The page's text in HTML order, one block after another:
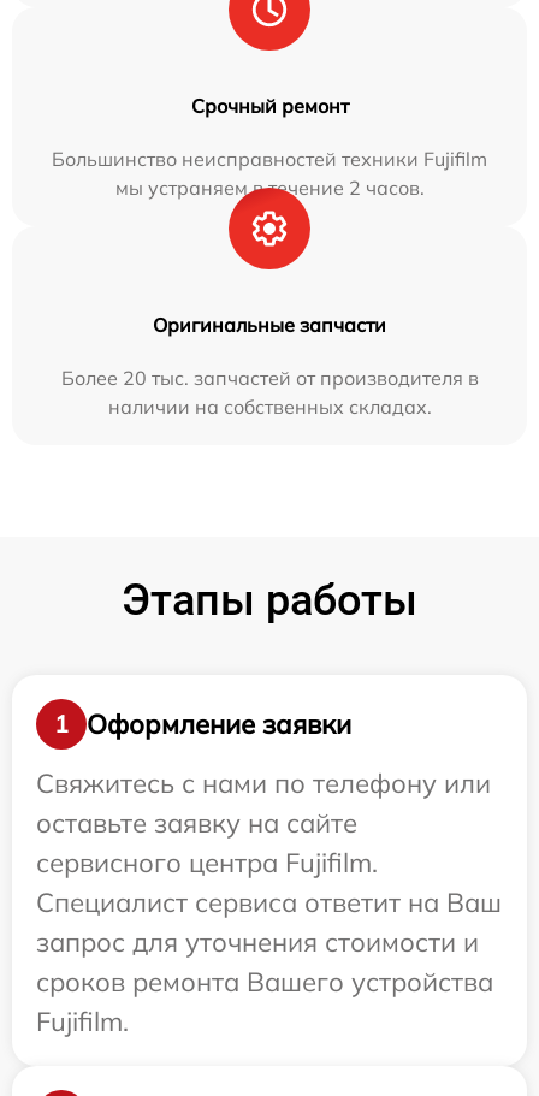
Срочный ремонт
Большинство неисправностей техники Fujifilm
мы устраняем в течение 2 часов.
Оригинальные запчасти
Более 20 тыс. запчастей от производителя в
наличии на собственных складах.
Этапы работы
1
Оформление заявки
Свяжитесь с нами по телефону или
оставьте заявку на сайте
сервисного центра Fujifilm.
Специалист сервиса ответит на Ваш
запрос для уточнения стоимости и
сроков ремонта Вашего устройства
Fujifilm.